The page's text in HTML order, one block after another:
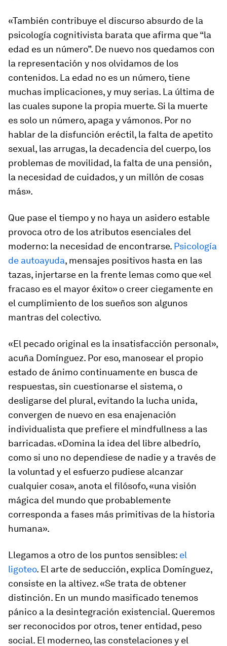
«También contribuye el discurso absurdo de la
psicología cognitivista barata que afirma que “la
edad es un número”. De nuevo nos quedamos con
la representación y nos olvidamos de los
contenidos. La edad no es un número, tiene
muchas implicaciones, y muy serias. La última de
las cuales supone la propia muerte. Si la muerte
es solo un número, apaga y vámonos. Por no
hablar de la disfunción eréctil, la falta de apetito
sexual, las arrugas, la decadencia del cuerpo, los
problemas de movilidad, la falta de una pensión,
la necesidad de cuidados, y un millón de cosas
más».
Que pase el tiempo y no haya un asidero estable
provoca otro de los atributos esenciales del
moderno: la necesidad de encontrarse. Psicología
de autoayuda, mensajes positivos hasta en las
tazas, injertarse en la frente lemas como que «el
fracaso es el mayor éxito» o creer ciegamente en
el cumplimiento de los sueños son algunos
mantras del colectivo.
«El pecado original es la insatisfacción personal»,
acuña Domínguez. Por eso, manosear el propio
estado de ánimo continuamente en busca de
respuestas, sin cuestionarse el sistema, o
desligarse del plural, evitando la lucha unida,
convergen de nuevo en esa enajenación
individualista que prefiere el mindfullness a las
barricadas. «Domina la idea del libre albedrío,
como si uno no dependiese de nadie y a través de
la voluntad y el esfuerzo pudiese alcanzar
cualquier cosa», anota el filósofo, «una visión
mágica del mundo que probablemente
corresponda a fases más primitivas de la historia
humana».
Llegamos a otro de los puntos sensibles: el
ligoteo. El arte de seducción, explica Domínguez,
consiste en la altivez. «Se trata de obtener
distinción. En un mundo masificado tenemos
pánico a la desintegración existencial. Queremos
ser reconocidos por otros, tener entidad, peso
social. El moderneo, las constelaciones y el